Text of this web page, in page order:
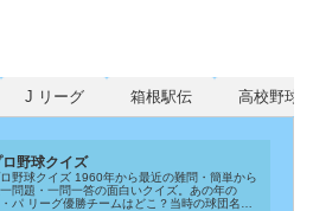
J リーグ 箱根駅伝 高校野球
ロ野球クイズ
野球クイズ 1960年から最近の難問・簡単から
問題・一問一答の面白いクイズ。あの年の
パ リーグ優勝チームはどこ？当時の球団名で